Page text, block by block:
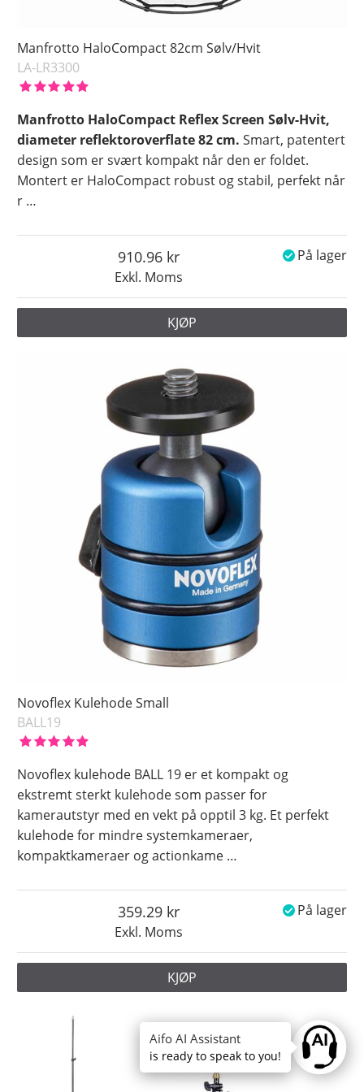
Manfrotto HaloCompact 82cm Sølv/Hvit
LA-LR3300
Manfrotto HaloCompact Reflex Screen Sølv-Hvit,
diameter reflektoroverflate 82 cm. Smart, patentert
design som er svært kompakt når den er foldet.
Montert er HaloCompact robust og stabil, perfekt når
r …
Exkl. Moms
910.96 På lager
KJØP
Novoflex Kulehode Small
BALL19
Novoflex kulehode BALL 19 er et kompakt og
ekstremt sterkt kulehode som passer for
kamerautstyr med en vekt på opptil 3 kg. Et perfekt
kulehode for mindre systemkameraer,
kompaktkameraer og actionkame …
Exkl. Moms
359.29 På lager
KJØP
Ask
Aifo AI Assistant
is ready to speak to you!